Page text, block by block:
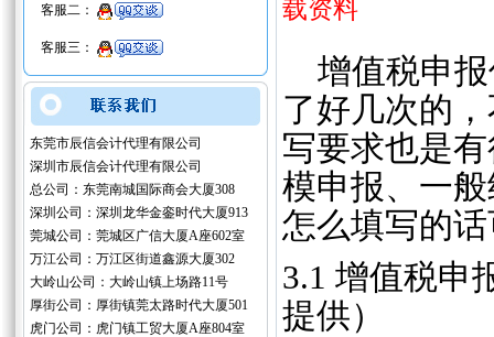
客服二：
客服三：
东莞市辰信会计代理有限公司
深圳市辰信会计代理有限公司
总公司：东莞南城国际商会大厦308
深圳公司：深圳龙华金銮时代大厦913
莞城公司：莞城区广信大厦A座602室
万江公司：万江区街道鑫源大厦302
大岭山公司：大岭山镇上场路11号
厚街公司：厚街镇莞太路时代大厦501
虎门公司：虎门镇工贸大厦A座804室
载资料
增值税申报
了好几次的
写要求也是
模申报、一
怎么填写的
3.1 增值税申
提供）